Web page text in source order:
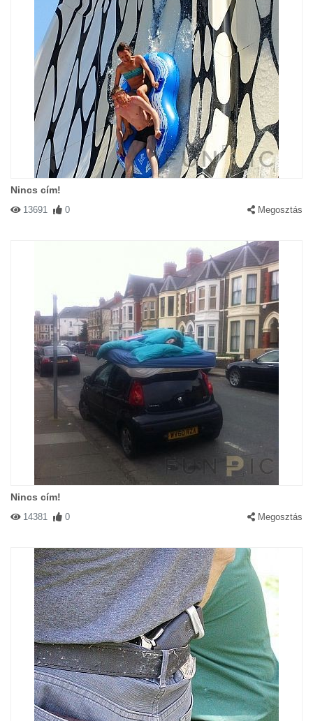
Nincs cím!
13691 0 Megosztás
Nincs cím!
14381 0 Megosztás